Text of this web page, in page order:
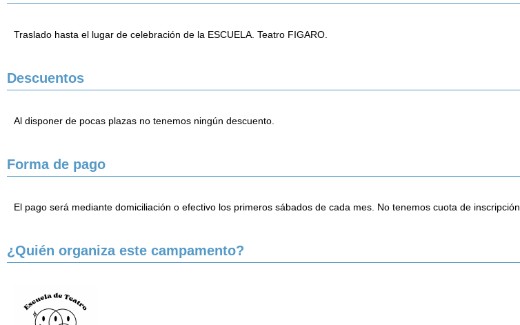
Traslado hasta el lugar de celebración de la ESCUELA. Teatro FIGARO.
Descuentos
Al disponer de pocas plazas no tenemos ningún descuento.
Forma de pago
El pago será mediante domiciliación o efectivo los primeros sábados de cada mes. No tenemos cuota de inscripción.
¿Quién organiza este campamento?